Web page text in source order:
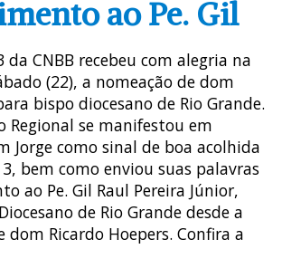
ao Pe. Gil
da CNBB recebeu com alegria na
(22), a nomeação de dom
bispo diocesano de Rio Grande.
Regional se manifestou em
Jorge como sinal de boa acolhida
bem como enviou suas palavras
ao Pe. Gil Raul Pereira Júnior,
de Rio Grande desde a
dom Ricardo Hoepers. Confira a